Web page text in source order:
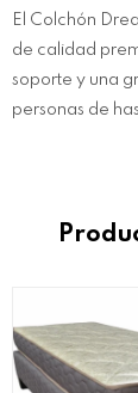
El Colchón
de calidad
soporte y una
personas de